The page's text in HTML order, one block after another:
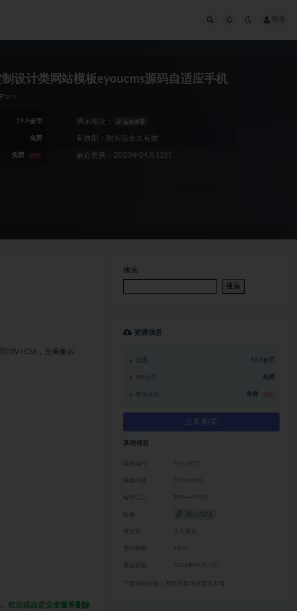
登录
设计类网站模板eyoucms源码自适应手机
19.9
19.9金币
免费
免费 推荐
演示地址： 点击查看
有效期：购买后永久有效
最近更新：2023年04月12日
DIV+CSS，完美兼容
栏目或自定义变量等删除
搜索
搜索
资源信息
普通 19.9金币
VIP会员 免费
终身会员 免费
立即购买
其他信息
模板编号 EY-11037
模板内核 EYOUCMS
程序语言 PHP+MYSQL
链接
有效期 永久有效
累计销量 1512
最近更新 2023年04月12日
下载遇到问题？可联系客服或留言反馈